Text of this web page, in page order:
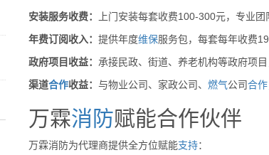
安装服务收费：
上门安装每套收费100-300元，专业
年费订阅收入： 提供年度维保服务包，每套每年收费
政府项目收益： 承接民政、街道、养老机构等政府项目
渠道合作收益： 与物业公司、家政公司、 燃气公司合作
万霖消防赋能合作伙伴
万霖消防为代理商提供全方位赋能支持：